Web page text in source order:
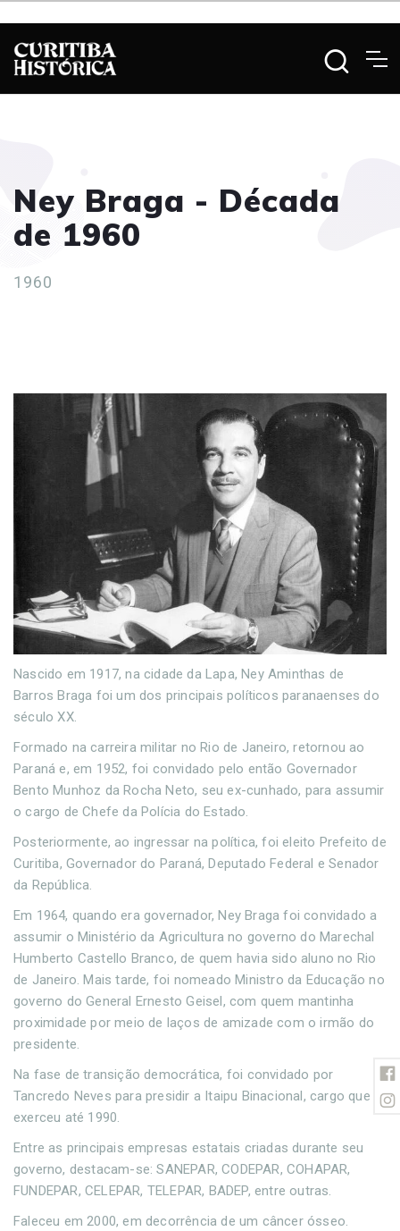
Ney Braga - Década
de 1960
1960
Nascido em 1917, na cidade da Lapa, Ney Aminthas de
Barros Braga foi um dos principais políticos paranaenses do
século XX.
Formado na carreira militar no Rio de Janeiro, retornou ao
Paraná e, em 1952, foi convidado pelo então Governador
Bento Munhoz da Rocha Neto, seu ex-cunhado, para assumir
o cargo de Chefe da Polícia do Estado.
Posteriormente, ao ingressar na política, foi eleito Prefeito de
Curitiba, Governador do Paraná, Deputado Federal e Senador
da República.
Em 1964, quando era governador, Ney Braga foi convidado a
assumir o Ministério da Agricultura no governo do Marechal
Humberto Castello Branco, de quem havia sido aluno no Rio
de Janeiro. Mais tarde, foi nomeado Ministro da Educação no
governo do General Ernesto Geisel, com quem mantinha
proximidade por meio de laços de amizade com o irmão do
presidente.
Na fase de transição democrática, foi convidado por
Tancredo Neves para presidir a Itaipu Binacional, cargo que
exerceu até 1990.
Entre as principais empresas estatais criadas durante seu
governo, destacam-se: SANEPAR, CODEPAR, COHAPAR,
FUNDEPAR, CELEPAR, TELEPAR, BADEP, entre outras.
Faleceu em 2000, em decorrência de um câncer ósseo.